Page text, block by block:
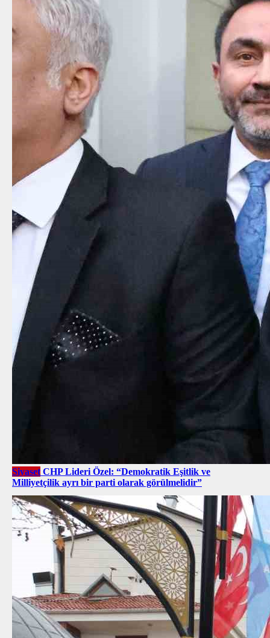
Siyaset CHP Lideri Özel: “Demokratik Eşitlik ve
Milliyetçilik ayrı bir parti olarak görülmelidir”